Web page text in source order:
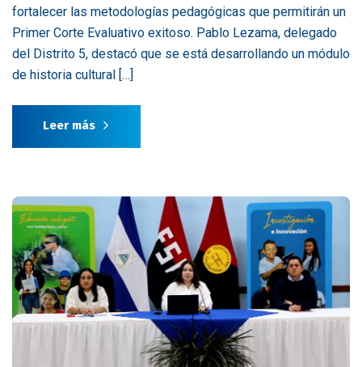
fortalecer las metodologías pedagógicas que permitirán un
Primer Corte Evaluativo exitoso. Pablo Lezama, delegado
del Distrito 5, destacó que se está desarrollando un módulo
de historia cultural […]
Leer más